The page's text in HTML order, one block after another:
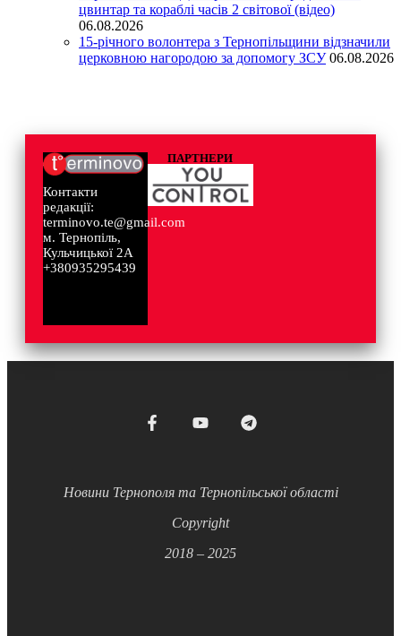
цвинтар та кораблі часів 2 світової (відео)
06.08.2026
15-річного волонтера з Тернопільщини відзначили
церковною нагородою за допомогу ЗСУ 06.08.2026
Контакти
редакції:
terminovo.te@gmail.com
м. Тернопіль,
Кульчицької 2А
+380935295439
ПАРТНЕРИ
Новини Тернополя та Тернопільської області
Copyright
2018 – 2025